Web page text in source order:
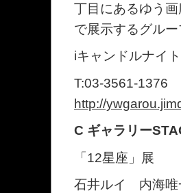
丁目にあるゆう
で展示するグルー
iキャンドルナイ
T:03-3561-1376
http://
C ギャラリー
「12星座」展
石井ルイ 内海